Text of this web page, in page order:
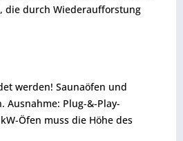
die durch Wiederaufforstung
werden! Saunaöfen und
Plug-&-Play-
Öfen muss die Höhe des